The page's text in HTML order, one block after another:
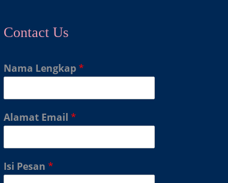
Contact Us
Nama Lengkap*
Alamat Email *
Isi Pesan *